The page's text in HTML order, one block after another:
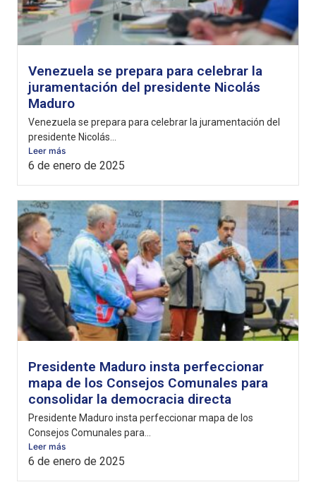
Venezuela se prepara para celebrar la
juramentación del presidente Nicolás
Maduro
Venezuela se prepara para celebrar la juramentación del
presidente Nicolás...
Leer más
6 de enero de 2025
Presidente Maduro insta perfeccionar
mapa de los Consejos Comunales para
consolidar la democracia directa
Presidente Maduro insta perfeccionar mapa de los
Consejos Comunales para...
Leer más
6 de enero de 2025